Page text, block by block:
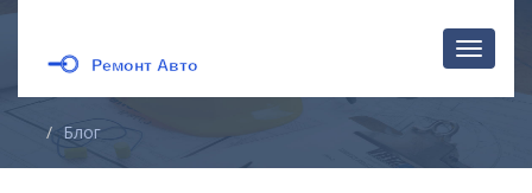
Блог